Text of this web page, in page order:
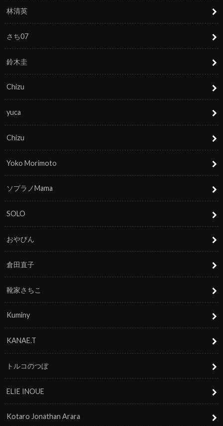
林清英
さち07
鈴木圭
Chizu
yuca
Chizu
Yoko Morimoto
ソプラノMama
SOLO
おやびん
倉田直子
靴家さちこ
Kuminy
KANAE.T
トルコのつぼ
ELIE INOUE
Kotaro Jonathan Arara